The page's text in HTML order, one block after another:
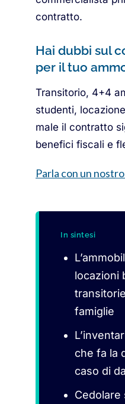
contratto.
Hai dubbi sul
per il tuo
Transitorio, 4+4
studenti,
male il contratto
benefici fiscali e
Parla con un
In sintesi
locazioni
famiglie
che fa la
caso di
Cedolare